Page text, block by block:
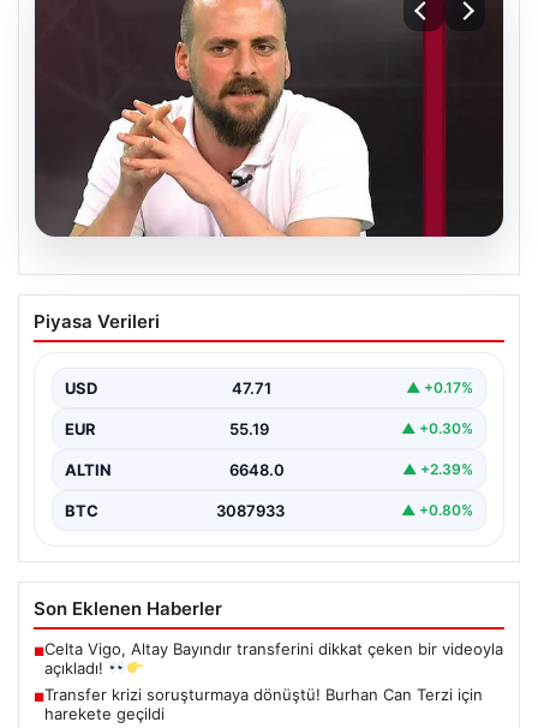
Transfer krizi soruşturmaya dönüştü!
Burhan Can Terzi için harekete geçildi
Piyasa Verileri
USD 47.71 ▲ +0.17%
EUR 55.19 ▲ +0.30%
ALTIN 6648.0 ▲ +2.39%
BTC 3087933 ▲ +0.80%
Son Eklenen Haberler
■Celta Vigo, Altay Bayındır transferini dikkat çeken bir videoyla
açıkladı!
■Transfer krizi soruşturmaya dönüştü! Burhan Can Terzi için
harekete geçildi